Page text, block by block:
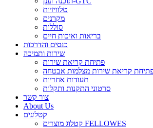
טלוויזיות
מקרנים
סוללות
בריאות ואיכות חיים
כנסים והדרכות
שירות ותמיכה
פתיחת קריאת שירות
תעודות אחריות
סרטוני התקנות ותקלות
צור קשר
About Us
קטלוגים
קטלוג מוצרים FELLOWES